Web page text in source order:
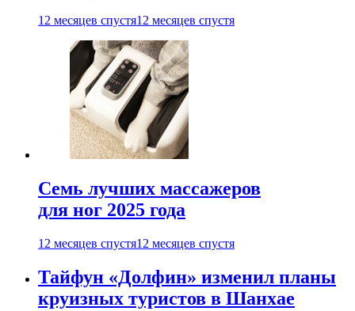
12 месяцев спустя12 месяцев спустя
Семь лучших массажеров
для ног 2025 года
12 месяцев спустя12 месяцев спустя
Тайфун «Долфин» изменил планы
круизных туристов в Шанхае